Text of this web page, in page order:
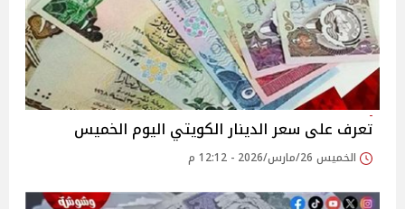
تعرف على سعر الدينار الكويتي اليوم الخميس
الخميس 26/مارس/2026 - 12:12 م